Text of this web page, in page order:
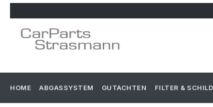
HOME ABGASSYSTEM GUTACHTEN FILTER &